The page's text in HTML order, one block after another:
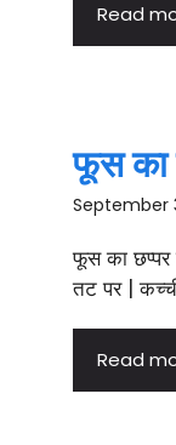
Read
फूस का
September
फूस का छप्पर
तट पर |
Read